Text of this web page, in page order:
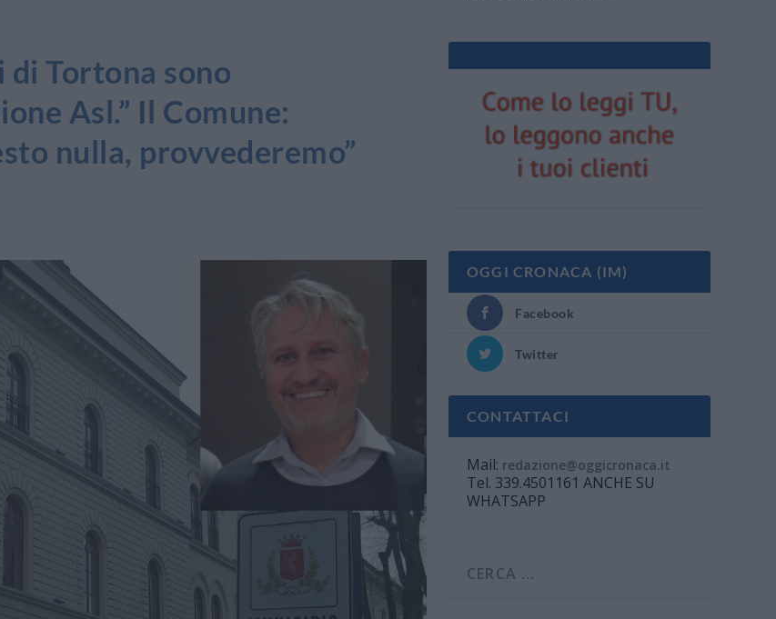
Tortona sono
Asl.” Il Comune:
nulla, provvederemo”
OGGI CRONACA (IM)
Facebook
Twitter
CONTATTACI
Mail: redazione@oggicronaca.it
Tel. 339.4501161 ANCHE SU
WHATSAPP